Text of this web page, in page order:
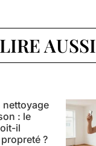
AUSSI
nettoyage
: le
il
?